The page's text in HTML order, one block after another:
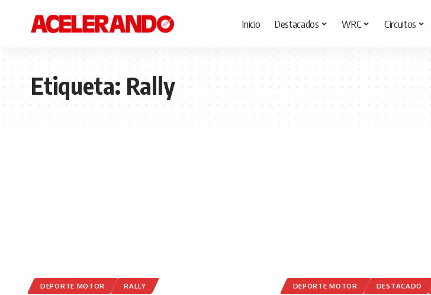
Inicio Destacados WRC Circuitos
Etiqueta: Rally
DEPORTE MOTOR RALLY DEPORTE MOTOR DESTACADO